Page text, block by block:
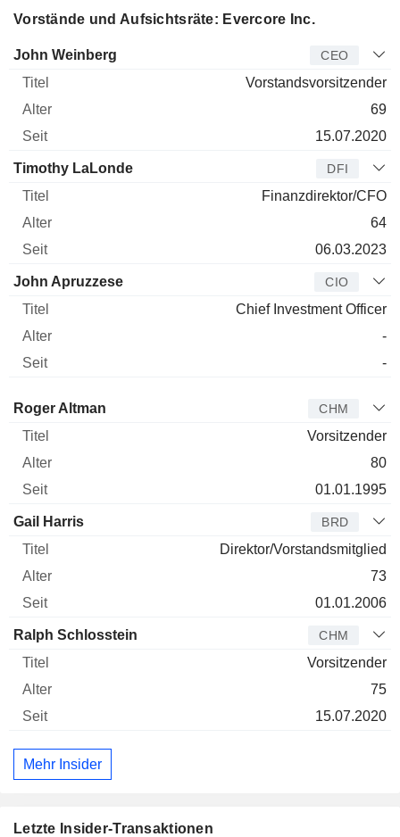
Vorstände und Aufsichtsräte: Evercore Inc.
Manager Titel Alter
John Weinberg CEO
Vorstandsvorsitzender
69
15.07.2020
Timothy LaLonde DFI
Finanzdirektor/CFO
64
06.03.2023
John Apruzzese CIO
Chief Investment Officer
-
-
Verwaltungsratsmitglied
Roger Altman CHM
Vorsitzender
80
01.01.1995
Gail Harris BRD
Direktor/Vorstandsmitglied
73
01.01.2006
Ralph Schlosstein CHM
Vorsitzender
75
15.07.2020
Mehr Insider
Letzte Insider-Transaktionen